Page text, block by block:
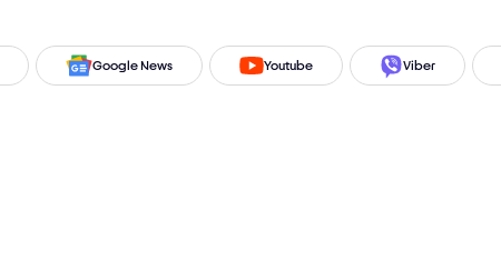
Google News Youtube Viber